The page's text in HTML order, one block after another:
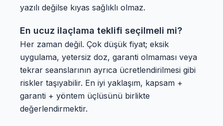
yazılı değilse kıyas sağlıklı olmaz.
En ucuz ilaçlama teklifi seçilmeli mi?
Her zaman değil. Çok düşük fiyat; eksik
uygulama, yetersiz doz, garanti olmaması veya
tekrar seanslarının ayrıca ücretlendirilmesi gibi
riskler taşıyabilir. En iyi yaklaşım, kapsam +
garanti + yöntem üçlüsünü birlikte
değerlendirmektir.